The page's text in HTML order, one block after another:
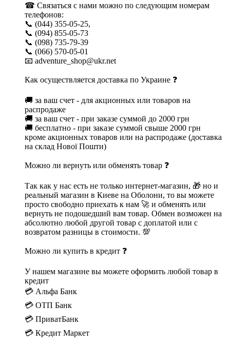
☎ Связаться с нами можно по следующим номерам
телефонов:
📞 (044) 355-05-25,
📞 (094) 855-05-73
📞 (098) 735-79-39
📞 (066) 570-05-01
📧 adventure_shop@ukr.net
Как осуществляется доставка по Украине ❓
🚚 за ваш счет - для акционных или товаров на
распродаже
🚚 за ваш счет - при заказе суммой до 2000 грн
🚚 бесплатно - при заказе суммой свыше 2000 грн
кроме акционных товаров или на распродаже (доставка
на склад Нової Пошти)
Можно ли вернуть или обменять товар ❓
Так как у нас есть не только интернет-магазин, 🎁 но и
реальный магазин в Киеве на Оболони, то вы можете
просто свободно приехать к нам 🚀 и обменять или
вернуть не подошедший вам товар. Обмен возможен на
абсолютно любой другой товар с доплатой или с
возвратом разницы в стоимости. 💯
Можно ли купить в кредит ❓
У нашем магазине вы можете оформить любой товар в
кредит
💳 Альфа Банк
💳 ОТП Банк
💳 ПриватБанк
💳 Кредит Маркет